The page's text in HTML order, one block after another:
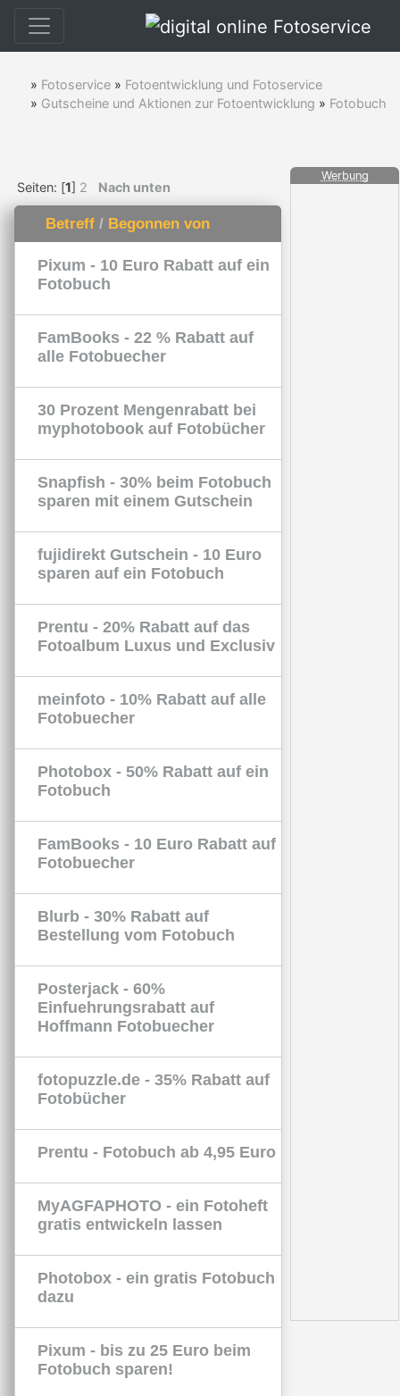
» Fotoservice » Fotoentwicklung und Fotoservice
» Gutscheine und Aktionen zur Fotoentwicklung » Fotobuch
Seiten: [1] 2 Nach unten
Betreff/ Begonnen von
Pixum - 10 Euro Rabatt auf ein
Fotobuch
FamBooks - 22 % Rabatt auf
alle Fotobuecher
30 Prozent Mengenrabatt bei
myphotobook auf Fotobücher
Snapfish - 30% beim Fotobuch
sparen mit einem Gutschein
fujidirekt Gutschein - 10 Euro
sparen auf ein Fotobuch
Prentu - 20% Rabatt auf das
Fotoalbum Luxus und Exclusiv
meinfoto - 10% Rabatt auf alle
Fotobuecher
Photobox - 50% Rabatt auf ein
Fotobuch
FamBooks - 10 Euro Rabatt auf
Fotobuecher
Blurb - 30% Rabatt auf
Bestellung vom Fotobuch
Posterjack - 60%
Einfuehrungsrabatt auf
Hoffmann Fotobuecher
fotopuzzle.de - 35% Rabatt auf
Fotobücher
Prentu - Fotobuch ab 4,95 Euro
MyAGFAPHOTO - ein Fotoheft
gratis entwickeln lassen
Photobox - ein gratis Fotobuch
dazu
Pixum - bis zu 25 Euro beim
Fotobuch sparen!
Werbung